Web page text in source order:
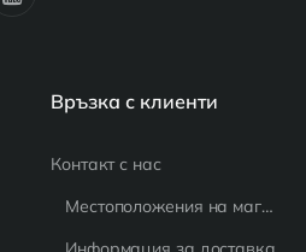
Връзка с клиенти
Контакт с нас
Местоположения на магазина